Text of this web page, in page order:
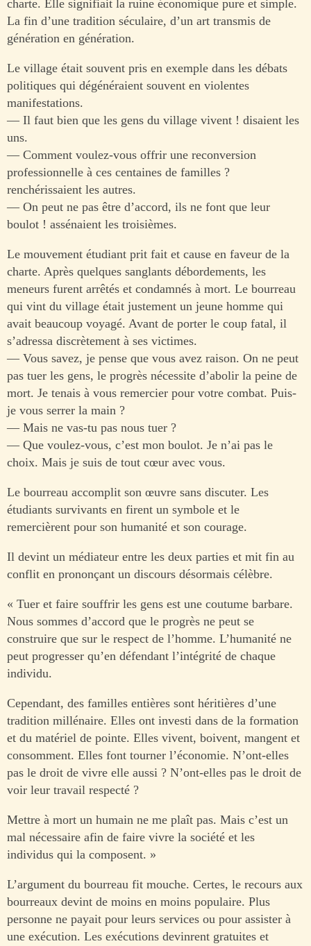
charte. Elle signifiait la ruine économique pure et simple.
La fin d’une tradition séculaire, d’un art transmis de
génération en génération.
Le village était souvent pris en exemple dans les débats
politiques qui dégénéraient souvent en violentes
manifestations.
— Il faut bien que les gens du village vivent ! disaient les
uns.
— Comment voulez-vous offrir une reconversion
professionnelle à ces centaines de familles ?
renchérissaient les autres.
— On peut ne pas être d’accord, ils ne font que leur
boulot ! assénaient les troisièmes.
Le mouvement étudiant prit fait et cause en faveur de la
charte. Après quelques sanglants débordements, les
meneurs furent arrêtés et condamnés à mort. Le bourreau
qui vint du village était justement un jeune homme qui
avait beaucoup voyagé. Avant de porter le coup fatal, il
s’adressa discrètement à ses victimes.
— Vous savez, je pense que vous avez raison. On ne peut
pas tuer les gens, le progrès nécessite d’abolir la peine de
mort. Je tenais à vous remercier pour votre combat. Puis-
je vous serrer la main ?
— Mais ne vas-tu pas nous tuer ?
— Que voulez-vous, c’est mon boulot. Je n’ai pas le
choix. Mais je suis de tout cœur avec vous.
Le bourreau accomplit son œuvre sans discuter. Les
étudiants survivants en firent un symbole et le
remercièrent pour son humanité et son courage.
Il devint un médiateur entre les deux parties et mit fin au
conflit en prononçant un discours désormais célèbre.
« Tuer et faire souffrir les gens est une coutume barbare.
Nous sommes d’accord que le progrès ne peut se
construire que sur le respect de l’homme. L’humanité ne
peut progresser qu’en défendant l’intégrité de chaque
individu.
Cependant, des familles entières sont héritières d’une
tradition millénaire. Elles ont investi dans de la formation
et du matériel de pointe. Elles vivent, boivent, mangent et
consomment. Elles font tourner l’économie. N’ont-elles
pas le droit de vivre elle aussi ? N’ont-elles pas le droit de
voir leur travail respecté ?
Mettre à mort un humain ne me plaît pas. Mais c’est un
mal nécessaire afin de faire vivre la société et les
individus qui la composent. »
L’argument du bourreau fit mouche. Certes, le recours aux
bourreaux devint de moins en moins populaire. Plus
personne ne payait pour leurs services ou pour assister à
une exécution. Les exécutions devinrent gratuites et